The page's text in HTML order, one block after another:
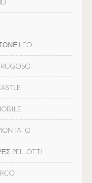
LEO
PELLOTTI